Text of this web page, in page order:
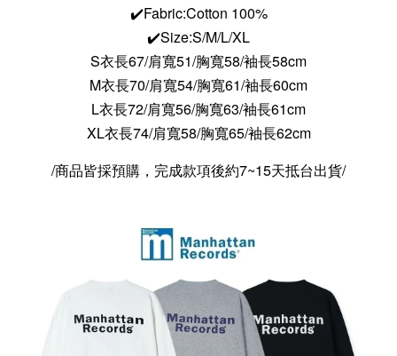
✔️Fabric:Cotton 100%
✔️Size:S/M/L/XL
S衣長67/肩寬51/胸寬58/袖長58cm
M衣長70/肩寬54/胸寬61/袖長60cm
L衣長72/肩寬56/胸寬63/袖長61cm
XL衣長74/肩寬58/胸寬65/袖長62cm
/商品皆採預購，完成款項後約7~15天抵台出貨/